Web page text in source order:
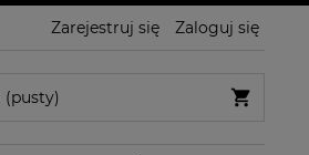
Zarejestruj się Zaloguj się
(pusty)